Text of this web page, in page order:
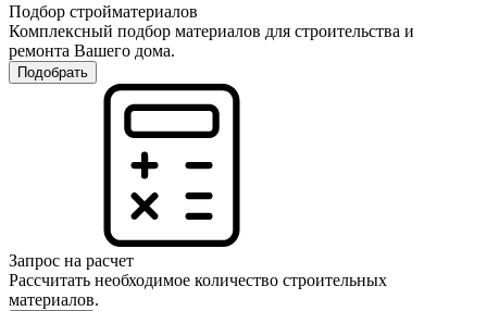
Подбор стройматериалов
Комплексный подбор материалов для строительства и
ремонта Вашего дома.
Подобрать
Запрос на расчет
Рассчитать необходимое количество строительных
материалов.